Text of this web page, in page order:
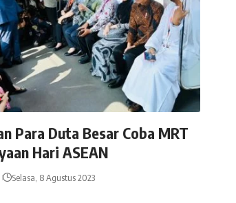
Para Duta Besar Coba MRT
Hari ASEAN
Selasa, 8 Agustus 2023